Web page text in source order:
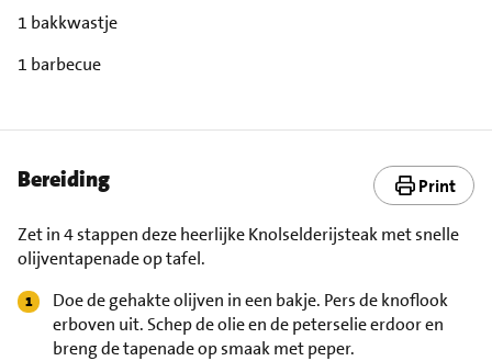
1 bakkwastje
1 barbecue
Bereiding Print
Zet in 4 stappen deze heerlijke Knolselderijsteak met snelle
olijventapenade op tafel.
Doe de gehakte olijven in een bakje. Pers de knoflook
erboven uit. Schep de olie en de peterselie erdoor en
breng de tapenade op smaak met peper.